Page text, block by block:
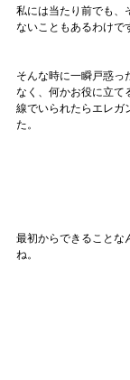
私には当たり前でも、
ないこともあるわけで
そんな時に一瞬戸惑っ
なく、何かお役に立て
線でいられたらエレガ
た。
最初からできることな
ね。